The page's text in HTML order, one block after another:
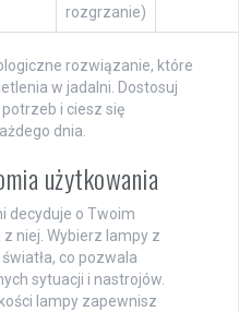
rozgrzanie)
rozwiązanie, które
w jadalni. Dostosuj
i ciesz się
dnia.
użytkowania
decyduje o Twoim
niej. Wybierz lampy z
co pozwala
sytuacji i nastrojów.
lampy zapewnisz